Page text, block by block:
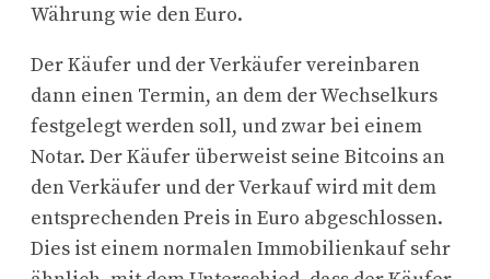
Währung wie den Euro.
Der Käufer und der Verkäufer vereinbaren
dann einen Termin, an dem der Wechselkurs
festgelegt werden soll, und zwar bei einem
Notar. Der Käufer überweist seine Bitcoins an
den Verkäufer und der Verkauf wird mit dem
entsprechenden Preis in Euro abgeschlossen.
Dies ist einem normalen Immobilienkauf sehr